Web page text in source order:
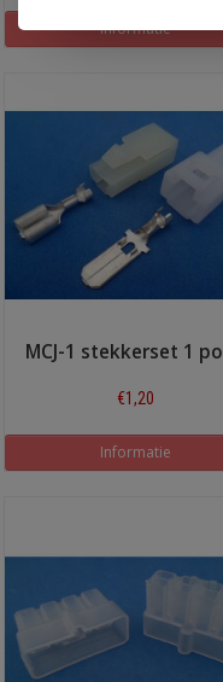
Informatie
MCJ-1 stekkerset 1
€1,20
Informatie